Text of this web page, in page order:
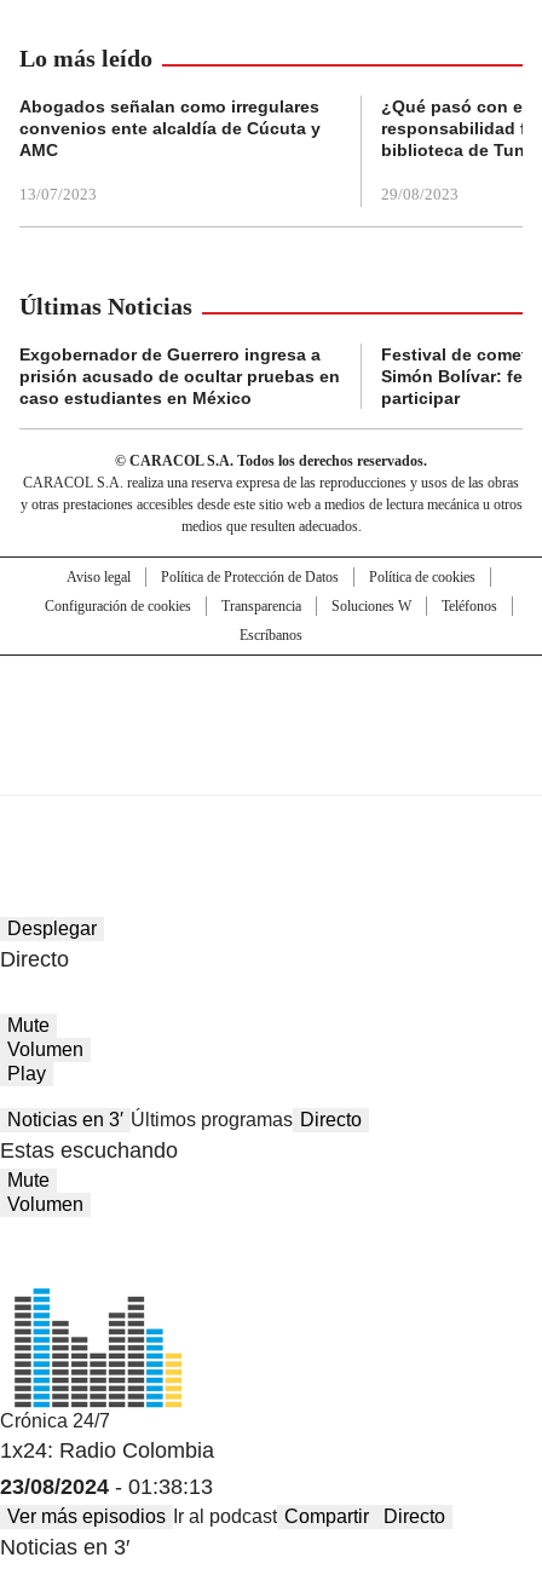
Lo más leído
Abogados señalan como irregulares
convenios ente alcaldía de Cúcuta y
AMC
13/07/2023
¿Qué pasó con el
responsabilidad
biblioteca de
29/08/2023
Últimas Noticias
Exgobernador de Guerrero ingresa a
prisión acusado de ocultar pruebas en
caso estudiantes en México
Festival de
Simón Bolívar:
participar
© CARACOL S.A. Todos los derechos reservados.
CARACOL S.A. realiza una reserva expresa de las reproducciones y usos de las obras
y otras prestaciones accesibles desde este sitio web a medios de lectura mecánica u otros
medios que resulten adecuados.
Aviso legal Política de Protección de Datos
Política de cookies
Configuración de cookies
Transparencia Soluciones W
Teléfonos
Escríbanos
Desplegar
Directo
Mute
Volumen
Play
Noticias en 3′ Últimos programas Directo
Estas escuchando
Mute
Volumen
Crónica 24/7
1x24: Radio Colombia
23/08/2024 - 01:38:13
Ver más episodios Ir al podcast Compartir Directo
Noticias en 3′